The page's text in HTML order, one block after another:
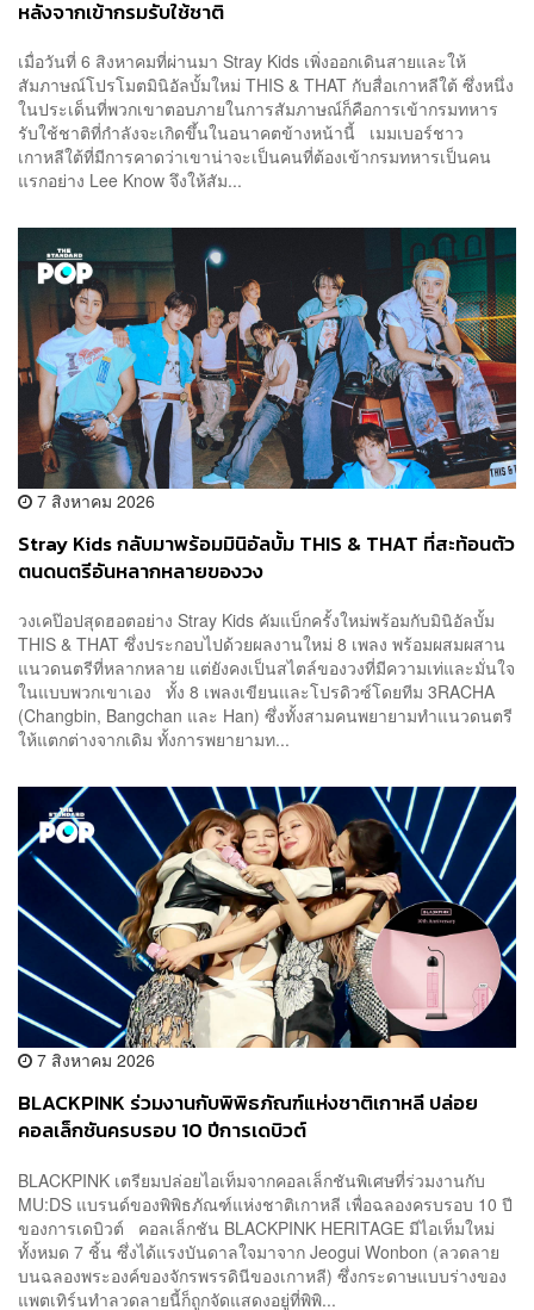
หลังจากเข้ากรมรับใช้ชาติ
เมื่อวันที่ 6 สิงหาคมที่ผ่านมา Stray Kids เพิ่งออกเดินสายและให้
สัมภาษณ์โปรโมตมินิอัลบั้มใหม่ THIS & THAT กับสื่อเกาหลีใต้ ซึ่งหนึ่ง
ในประเด็นที่พวกเขาตอบภายในการสัมภาษณ์ก็คือการเข้ากรมทหาร
รับใช้ชาติที่กำลังจะเกิดขึ้นในอนาคตข้างหน้านี้ เมมเบอร์ชาว
เกาหลีใต้ที่มีการคาดว่าเขาน่าจะเป็นคนที่ต้องเข้ากรมทหารเป็นคน
แรกอย่าง Lee Know จึงให้สัม...
7 สิงหาคม 2026
Stray Kids กลับมาพร้อมมินิอัลบั้ม THIS & THAT ที่สะท้อนตัว
ตนดนตรีอันหลากหลายของวง
วงเคป๊อปสุดฮอตอย่าง Stray Kids คัมแบ็กครั้งใหม่พร้อมกับมินิอัลบั้ม
THIS & THAT ซึ่งประกอบไปด้วยผลงานใหม่ 8 เพลง พร้อมผสมผสาน
แนวดนตรีที่หลากหลาย แต่ยังคงเป็นสไตล์ของวงที่มีความเท่และมั่นใจ
ในแบบพวกเขาเอง ทั้ง 8 เพลงเขียนและโปรดิวซ์โดยทีม 3RACHA
(Changbin, Bangchan และ Han) ซึ่งทั้งสามคนพยายามทำแนวดนตรี
ให้แตกต่างจากเดิม ทั้งการพยายามท...
7 สิงหาคม 2026
BLACKPINK ร่วมงานกับพิพิธภัณฑ์แห่งชาติเกาหลี ปล่อย
คอลเล็กชันครบรอบ 10 ปีการเดบิวต์
BLACKPINK เตรียมปล่อยไอเท็มจากคอลเล็กชันพิเศษที่ร่วมงานกับ
MU:DS แบรนด์ของพิพิธภัณฑ์แห่งชาติเกาหลี เพื่อฉลองครบรอบ 10 ปี
ของการเดบิวต์ คอลเล็กชัน BLACKPINK HERITAGE มีไอเท็มใหม่
ทั้งหมด 7 ชิ้น ซึ่งได้แรงบันดาลใจมาจาก Jeogui Wonbon (ลวดลาย
บนฉลองพระองค์ของจักรพรรดินีของเกาหลี) ซึ่งกระดาษแบบร่างของ
แพตเทิร์นทำลวดลายนี้ก็ถูกจัดแสดงอยู่ที่พิพิ...